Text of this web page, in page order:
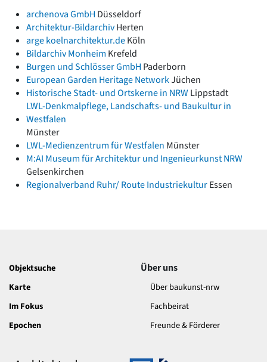
archenova GmbH Düsseldorf
Architektur-BildarchivHerten
arge koelnarchitektur.deKöln
Bildarchiv Monheim Krefeld
Burgen und Schlösser GmbH Paderborn
European Garden Heritage NetworkJüchen
Historische Stadt- und Ortskerne in NRW Lippstadt
LWL-Denkmalpflege, Landschafts- und Baukultur in
Westfalen
Münster
LWL-Medienzentrum für Westfalen Münster
M:AI Museum für Architektur und Ingenieurkunst NRW
Gelsenkirchen
Regionalverband Ruhr/ Route IndustriekulturEssen
Objektsuche
Karte
Im Fokus
Epochen
Über uns
Über baukunst-nrw
Fachbeirat
Freunde & Förderer